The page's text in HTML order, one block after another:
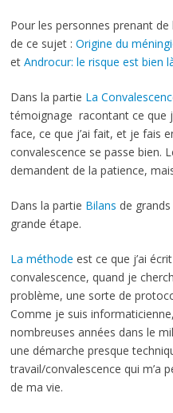
Pour les personnes prenant
de ce sujet : Origine du
et Androcur: le risque est bien
Dans la partie La
témoignage racontant ce que
face, ce que j’ai fait, et je fais
convalescence se passe bien.
demandent de la patience,
Dans la partie Bilans de
grande étape.
La méthode est ce que j’ai
convalescence, quand je
problème, une sorte de
Comme je suis
nombreuses années dans le
une démarche presque
travail/convalescence qui m’a
de ma vie.